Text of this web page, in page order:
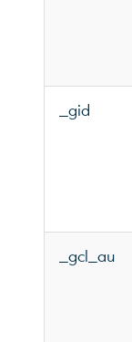
_gid
_gcl_au